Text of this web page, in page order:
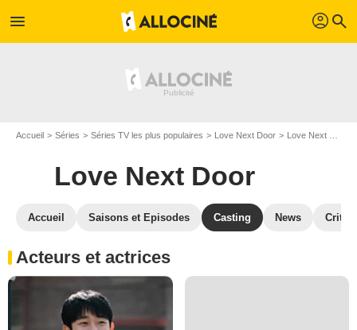
menu profil search
Accueil Séries Séries TV les plus populaires Love Next Door Love Next Door S01
Love Next Door
Accueil Saisons et Episodes Casting News
Acteurs et actrices